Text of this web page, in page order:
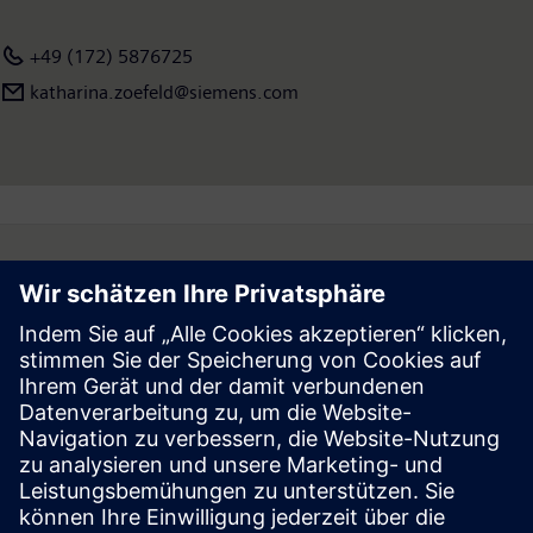
+49 (172) 5876725
katharina.zoefeld@siemens.com
Follow
Press | Company | Siemens
© Siemens 1996 – 2026
Corporate Information